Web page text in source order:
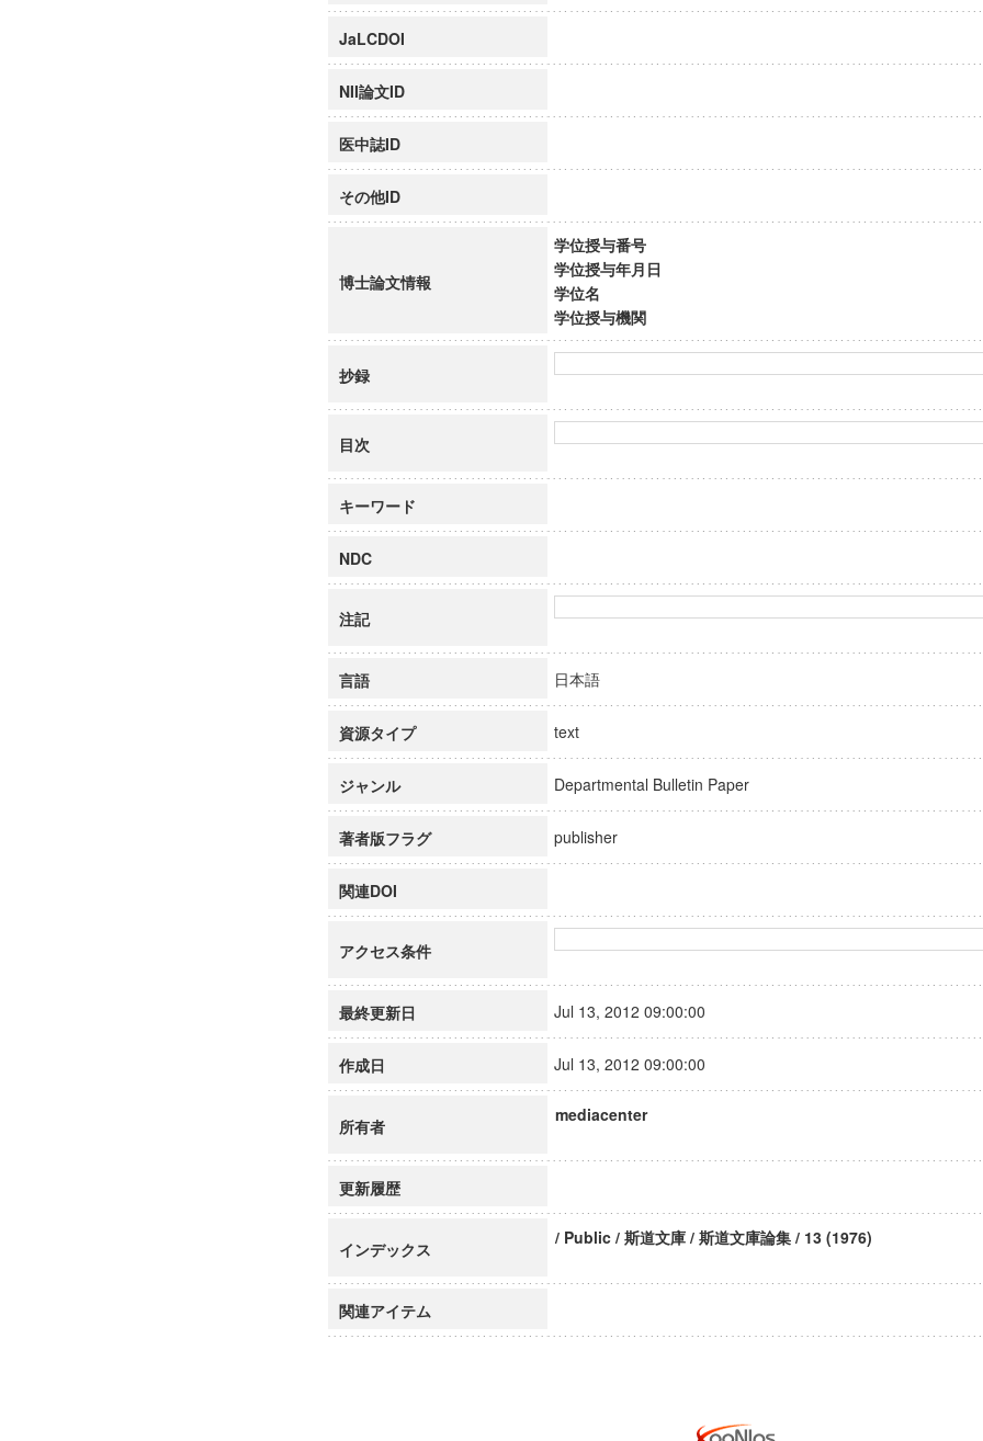
JaLCDOI
NII論文ID
医中誌ID
その他ID
博士論文情報
学位授与番号
学位授与年月日
学位名
学位授与機関
抄録
目次
キーワード
NDC
注記
言語 日本語
資源タイプ text
ジャンル Departmental Bulletin Paper
著者版フラグ publisher
関連DOI
アクセス条件
最終更新日 Jul 13, 2012 09:00:00
作成日 Jul 13, 2012 09:00:00
所有者
mediacenter
更新履歴
インデックス
/ Public / 斯道文庫 / 斯道文庫論集 / 13 (1976)
関連アイテム